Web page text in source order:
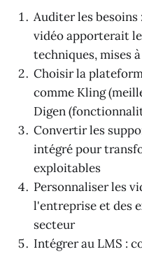
Auditer les
vidéo apporterait
techniques, mises
Choisir la
comme Kling
Digen
Convertir les
intégré pour
exploitables
Personnaliser les
l'entreprise et des
secteur
Intégrer au LMS :